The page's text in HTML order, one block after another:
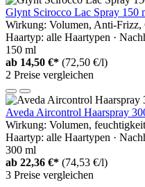
Glynt Scirocco Lac Spray 150
Wirkung: Volumen, Anti-Frizz,
Haartyp: alle Haartypen ·
150 ml
ab 14,50 €* (72,50 €/l)
2 Preise vergleichen
Aveda Aircontrol Haarspray
Wirkung: Volumen,
Haartyp: alle Haartypen ·
300 ml
ab 22,36 €* (74,53 €/l)
3 Preise vergleichen